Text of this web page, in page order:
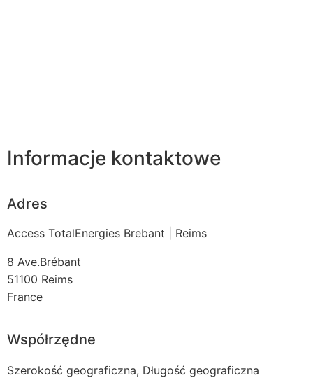
Informacje kontaktowe
Adres
Access TotalEnergies Brebant | Reims
8 Ave.Brébant
51100 Reims
France
Współrzędne
Szerokość geograficzna, Długość geograficzna